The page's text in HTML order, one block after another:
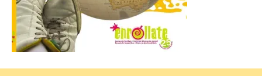
Madrid y Mahón con una
frecuencia adicional al día
que aumenta un 27% el número de plazas
en la ruta. La nueva programación
refuerza la conectividad internacional de